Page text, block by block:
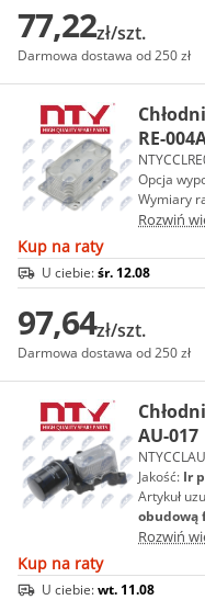
77,22zł/szt.
Darmowa dostawa od 250 zł
RE-
Opcja
Wymiary
Rozwiń
Kup na raty
U ciebie:śr. 12.08
97,64zł/szt.
Darmowa dostawa od 250 zł
AU-017
Jakość: Ir
Artykuł
obudową
Rozwiń
Kup na raty
U ciebie:wt. 11.08